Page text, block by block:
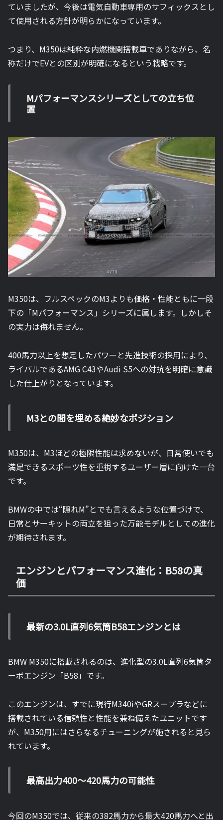
ていましたが、今後は電気自動車専用のサフィックスとし
て使用される方針が明らかになっています。
つまり、M350は純粋な内燃機関搭載車でありながら、名
称だけでEVとの区別が明確になるという戦略です。
Mパフォーマンスシリーズとしての立ち位
置
M350は、フルスペックのM3よりも価格・性能ともに一段
下の「Mパフォーマンス」シリーズに属します。しかしそ
の実力は侮れません。
400馬力以上を想定したパワーと先進技術の採用により、
ライバルであるAMG C43やAudi S5への対抗を明確に意識
した仕上がりとなっています。
M3との間を埋める絶妙なポジション
M350は、M3ほどの極限性能は求めないが、日常使いでも
満足できるスポーツ性を重視するユーザー層に向けた一台
です。
BMWの中では“隠れM”とでも言えるような位置づけで、
日常とサーキットの両立を狙った万能モデルとしての進化
が期待されます。
エンジンとパフォーマンス進化：B58の真
価
最新の3.0L直列6気筒B58エンジンとは
BMW M350に搭載されるのは、進化型の3.0L直列6気筒タ
ーボエンジン「B58」です。
このエンジンは、すでに現行M340iやGRスープラなどに
搭載されている信頼性と性能を兼ね備えたユニットです
が、M350用にはさらなるチューニングが施されると見ら
れています。
最高出力400〜420馬力の可能性
今回のM350では、従来の382馬力から最大420馬力へと出